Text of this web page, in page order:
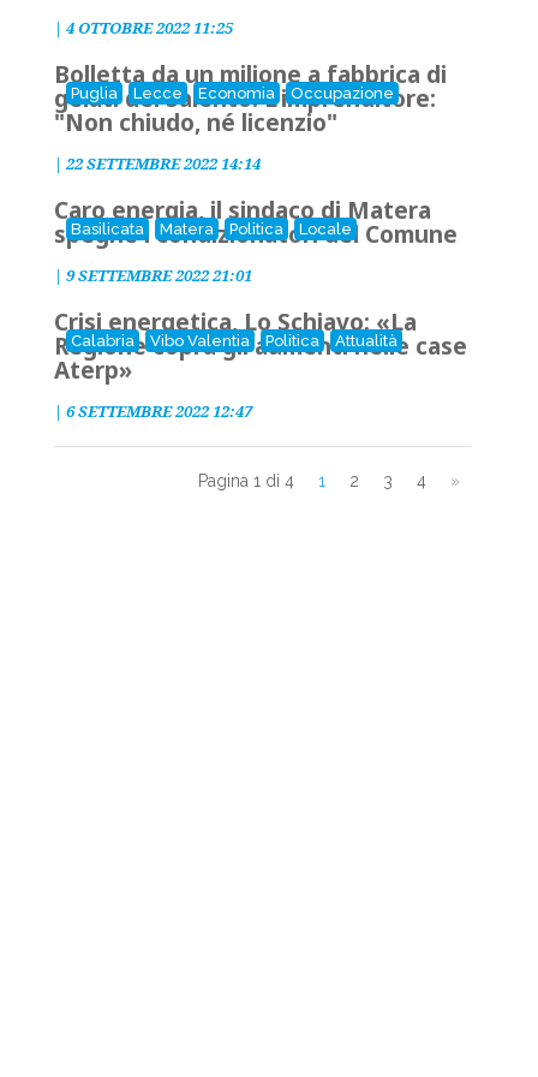
| 4 OTTOBRE 2022 11:25
Puglia Lecce Economia Occupazione
Bolletta da un milione a fabbrica di
gelati del Salento. L'imprenditore:
"Non chiudo, né licenzio"
| 22 SETTEMBRE 2022 14:14
Basilicata Matera Politica Locale
Caro energia, il sindaco di Matera
spegne i condizionatori del Comune
| 9 SETTEMBRE 2022 21:01
Calabria Vibo Valentia Politica Attualità
Crisi energetica, Lo Schiavo: «La
Regione copra gli aumenti nelle case
Aterp»
| 6 SETTEMBRE 2022 12:47
Pagina 1 di 4 1 2 3 4 »